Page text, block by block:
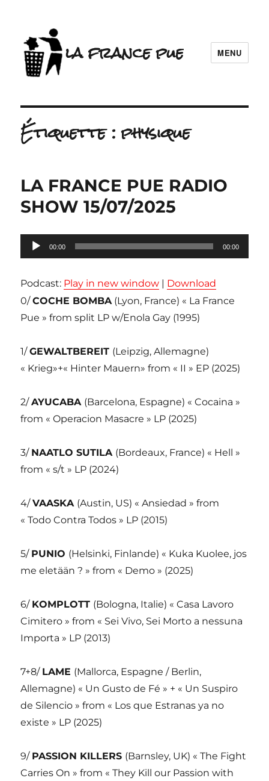
la france pue MENU
Étiquette :physique
LA FRANCE PUE RADIO
SHOW 15/07/2025
Lecteur
audio
00:00 00:00
Podcast: Play in new window | Download
0/COCHE BOMBA(Lyon, France) « La France
Pue » from split LP w/Enola Gay (1995)
1/GEWALTBEREIT (Leipzig, Allemagne)
« Krieg»+« Hinter Mauern» from « II » EP (2025)
2/AYUCABA (Barcelona, Espagne) « Cocaina »
from « Operacion Masacre » LP (2025)
3/ NAATLO SUTILA (Bordeaux, France) « Hell »
from « s/t » LP (2024)
4/VAASKA (Austin, US) « Ansiedad » from
« Todo Contra Todos » LP (2015)
5/ PUNIO (Helsinki, Finlande) « Kuka Kuolee, jos
me eletään ? » from « Demo » (2025)
6/ KOMPLOTT (Bologna, Italie) « Casa Lavoro
Cimitero » from « Sei Vivo, Sei Morto a nessuna
Importa » LP (2013)
7+8/ LAME (Mallorca, Espagne / Berlin,
Allemagne) « Un Gusto de Fé » + « Un Suspiro
de Silencio » from « Los que Estranas ya no
existe » LP (2025)
9/ PASSION KILLERS (Barnsley, UK) « The Fight
Carries On » from « They Kill our Passion with